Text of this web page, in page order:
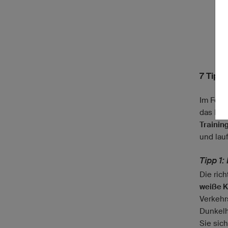
7
Im
das
und
Tipp
Die
weiße
Sie